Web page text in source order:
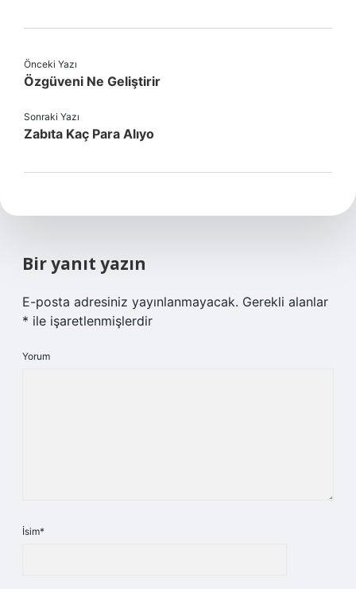
Önceki Yazı
Özgüveni Ne Geliştirir
Sonraki Yazı
Zabıta Kaç Para Alıyo
Bir yanıt yazın
E-posta adresiniz yayınlanmayacak. Gerekli alanlar
* ile işaretlenmişlerdir
Yorum
İsim*